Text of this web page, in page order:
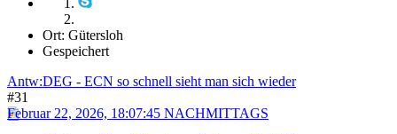
Ort: Gütersloh
Gespeichert
Antw:DEG - ECN so schnell sieht man sich wieder
#31
Februar 22, 2026, 18:07:45 NACHMITTAGS